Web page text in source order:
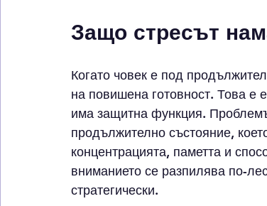
Защо стресът
Когато човек е под
на повишена готовност. Това е
има защитна функция.
продължително състояние,
концентрацията, паметта и
вниманието се разпилява по-
стратегически.